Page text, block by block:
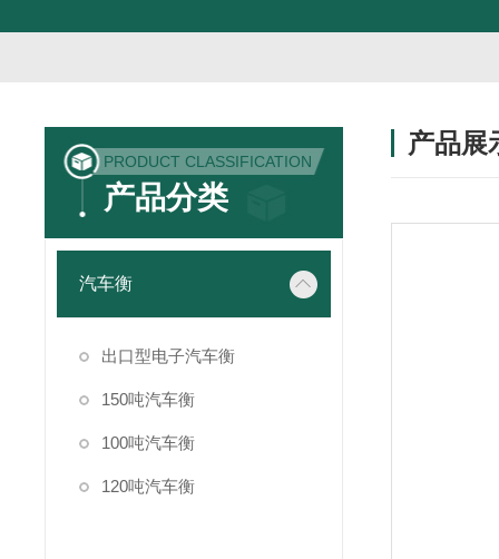
PRODUCT CLASSIFICATION
产品分类
汽车衡
出口型电子汽车衡
150吨汽车衡
100吨汽车衡
120吨汽车衡
产品展